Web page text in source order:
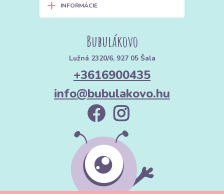
+ INFORMÁCIE
Bubulákovo
Lužná 2320/6, 927 05 Šala
+3616900435
info@bubulakovo.hu